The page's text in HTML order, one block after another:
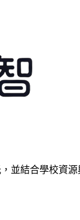
並結合學校資源